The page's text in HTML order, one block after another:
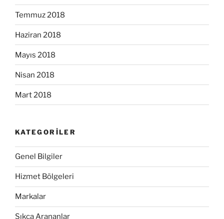
Temmuz 2018
Haziran 2018
Mayıs 2018
Nisan 2018
Mart 2018
KATEGORILER
Genel Bilgiler
Hizmet Bölgeleri
Markalar
Sıkça Arananlar